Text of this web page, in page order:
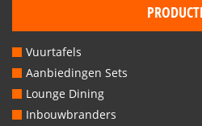
Vuurtafels
Aanbiedingen Sets
Lounge Dining
Inbouwbranders